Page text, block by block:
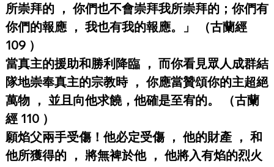
所崇拜的 ， 你們也不會崇拜我所崇拜的；你們有
你們的報應 ， 我也有我的報應。」 （古蘭經
109 ）
當真主的援助和勝利降臨 ， 而你看見眾人成群結
隊地崇奉真主的宗教時 ， 你應當贊頌你的主超絕
萬物 ， 並且向他求饒，他確是至宥的。 （古蘭
經 110 ）
願焰父兩手受傷！他必定受傷 ， 他的財產 ， 和
他所獲得的 ， 將無裨於他 ， 他將入有焰的烈火